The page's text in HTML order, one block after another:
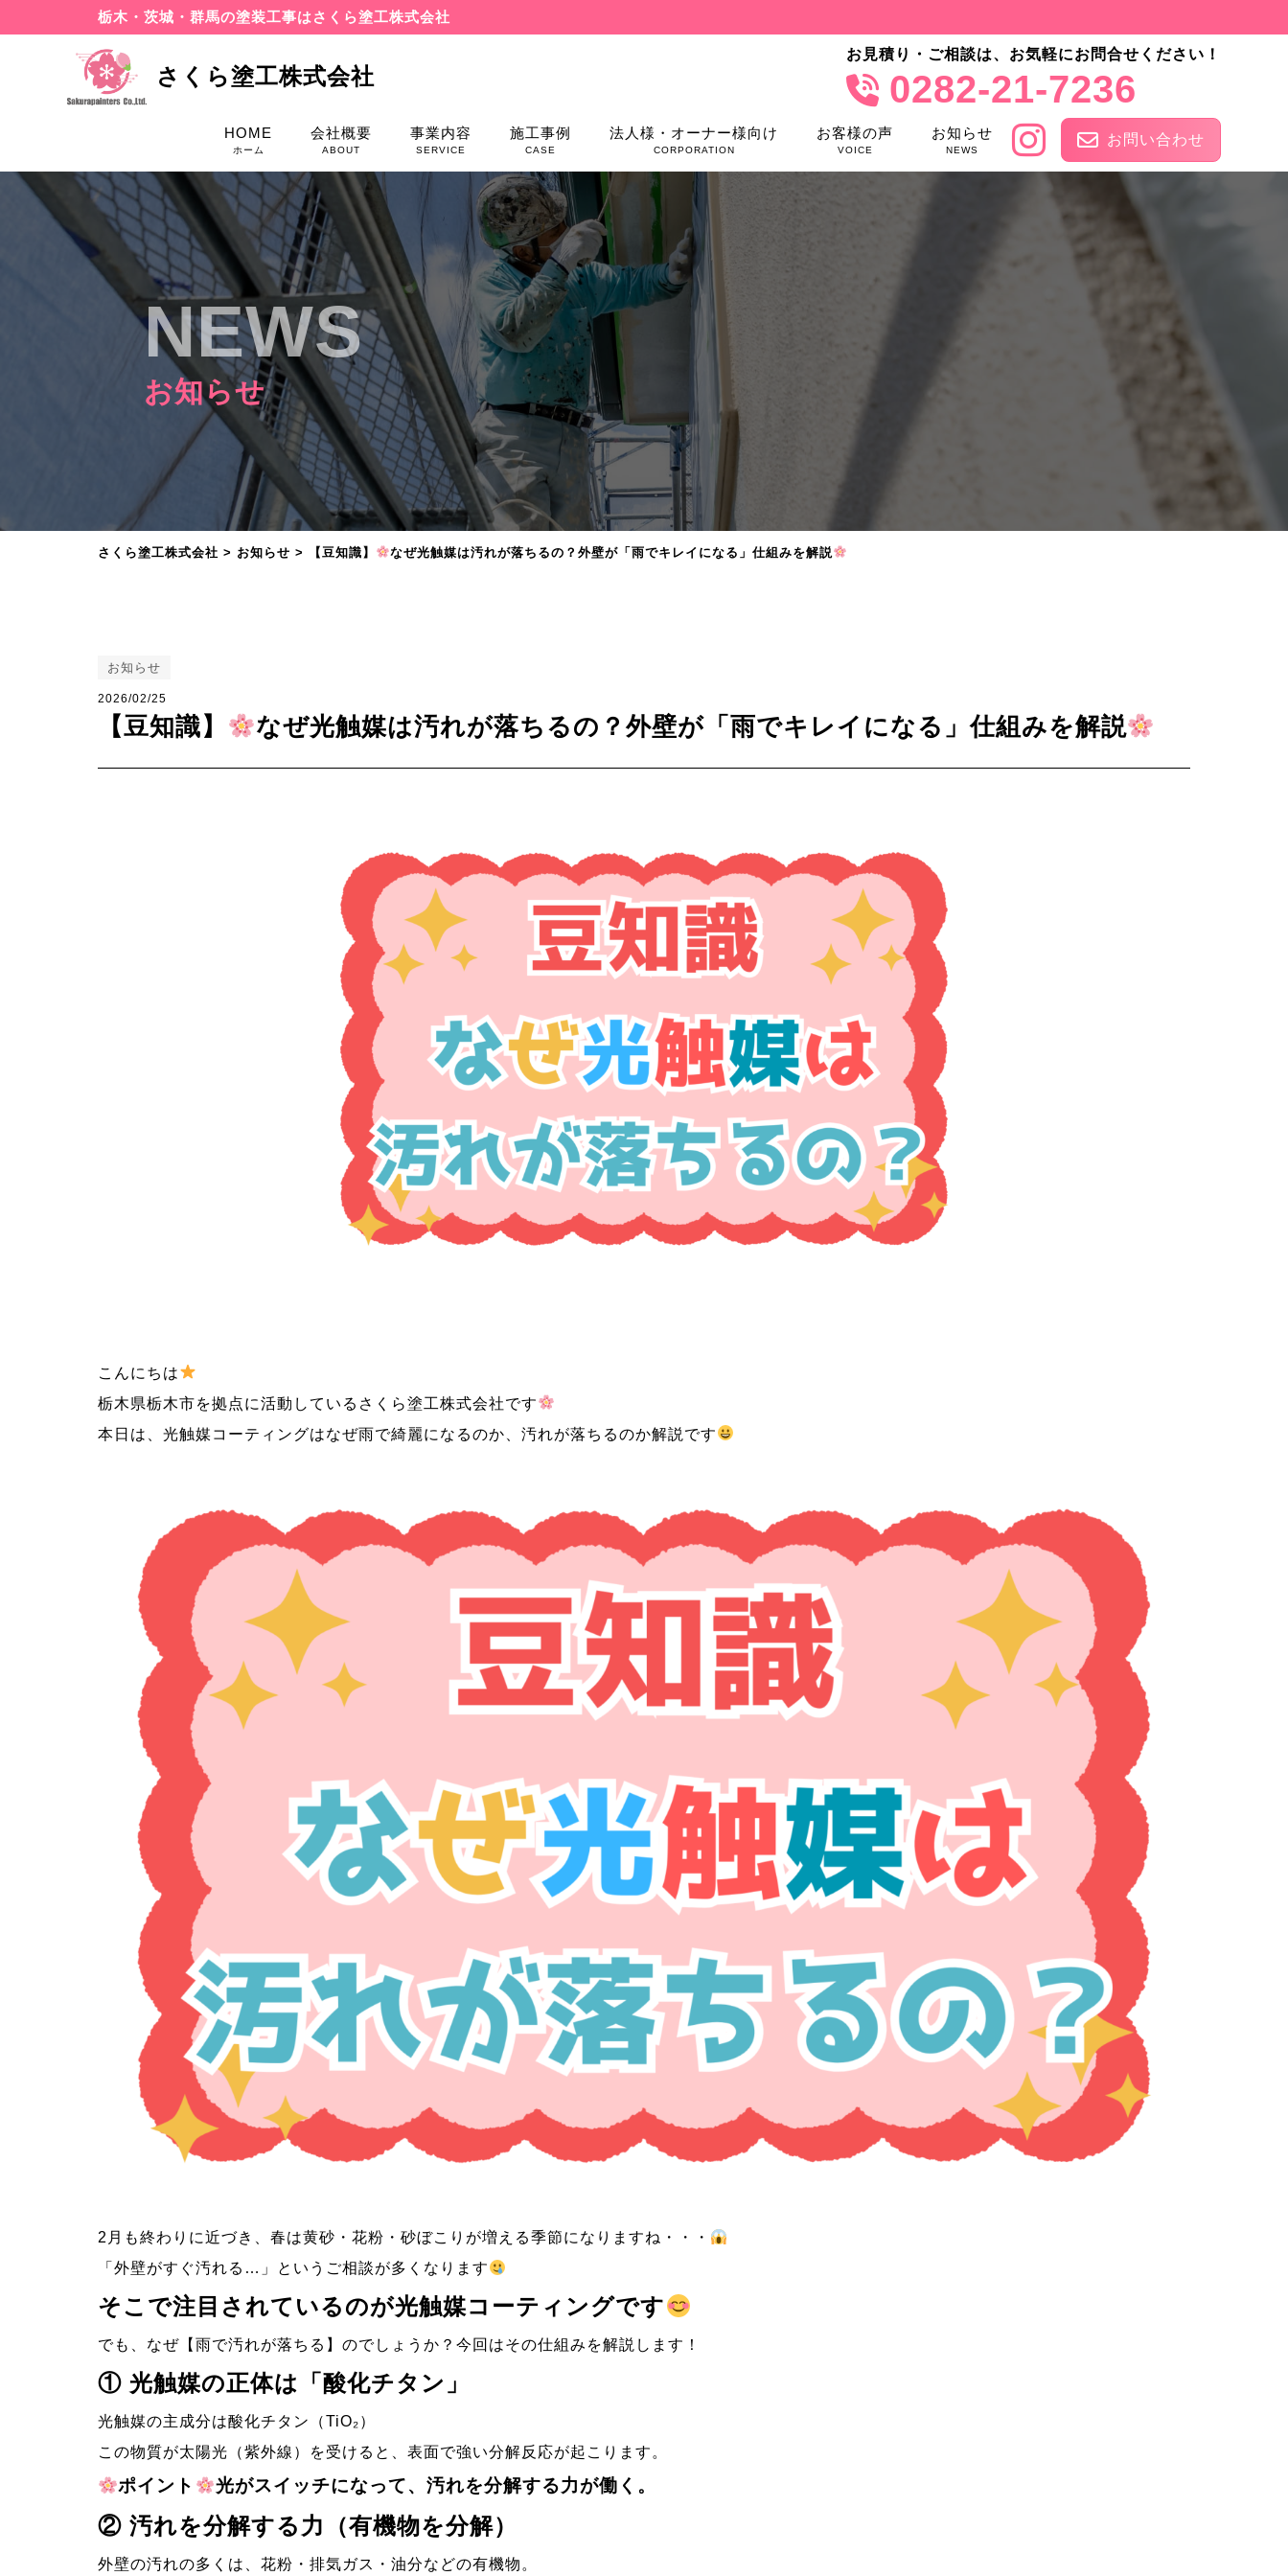
栃木・茨城・群馬の塗装工事はさくら塗工株式会社
さくら塗工株式会社
お見積り・ご相談は、お気軽にお問合せください！
0282-21-7236
HOME
ホーム
会社概要
ABOUT
事業内容
SERVICE
施工事例
CASE
法人様・オーナー様向け
CORPORATION
お客様の声
VOICE
お知らせ
NEWS
お問い合わせ
NEWS
お知らせ
さくら塗工株式会社 > お知らせ > 【豆知識】 なぜ光触媒は汚れが落ちるの？外壁が「雨でキレイになる」仕組みを解説
お知らせ
2026/02/25
【豆知識】 なぜ光触媒は汚れが落ちるの？外壁が「雨でキレイになる」仕組みを解説
こんにちは
栃木県栃木市を拠点に活動しているさくら塗工株式会社です
本日は、光触媒コーティングはなぜ雨で綺麗になるのか、汚れが落ちるのか解説です
2月も終わりに近づき、春は黄砂・花粉・砂ぼこりが増える季節になりますね・・・
「外壁がすぐ汚れる…」というご相談が多くなります
そこで注目されているのが光触媒コーティングです
でも、なぜ【雨で汚れが落ちる】のでしょうか？今回はその仕組みを解説します！
① 光触媒の正体は「酸化チタン」
光触媒の主成分は酸化チタン（TiO₂）
この物質が太陽光（紫外線）を受けると、表面で強い分解反応が起こります。
ポイント 光がスイッチになって、汚れを分解する力が働く。
② 汚れを分解する力（有機物を分解）
外壁の汚れの多くは、花粉・排気ガス・油分などの有機物。